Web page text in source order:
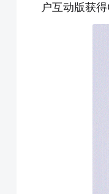
户互动版获得